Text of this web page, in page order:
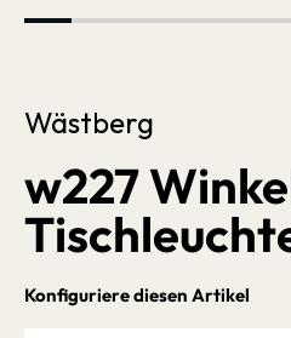
Wästberg
w227
Konfiguriere diesen Artikel